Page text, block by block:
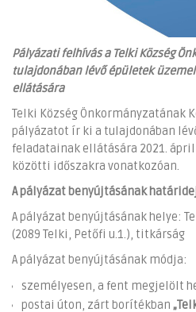
Pályázati felhívás a Telki Község
tulajdonában lévő épületek
ellátására
Telki Község Önkormányzatának
pályázatot ír ki a tulajdonában
feladatainak ellátására 2021.
közötti időszakra vonatkozóan.
A pályázat benyújtásának
A pályázat benyújtásának helye:
(2089 Telki, Petőfi u.1.), titkárság
A pályázat benyújtásának módja:
személyesen, a fent megjelölt
postai úton, zárt borítékban